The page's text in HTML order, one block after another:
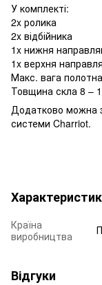
У комплекті:
2x ролика
2x відбійника
1x нижня
1x верхня
Макс. вага
Товщина скла 8 –
Додатково можна
системи Charriot.
Країна
виробництва
Відгуки